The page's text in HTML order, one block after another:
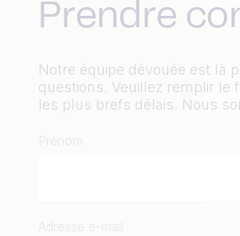
Prendre
Notre équipe dévouée est là
questions. Veuillez remplir le
les plus brefs délais. Nous